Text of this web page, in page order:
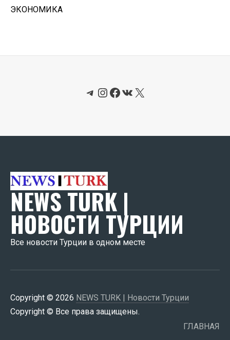
ЭКОНОМИКА
Telegram
Instagram
Facebook
ВКонтакте
X
NEWS TURK |
НОВОСТИ ТУРЦИИ
Все новости Турции в одном месте
Copyright © 2026 NEWS TURK | Новости Турции
Copyright © Все права защищены.
ГЛАВНАЯ